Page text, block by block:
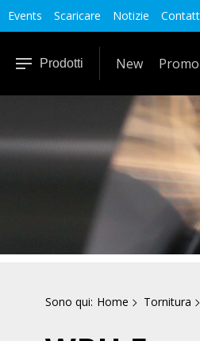
Events Scaricare Notizie
Prodotti New Promo
Sono qui: Home Tornitura